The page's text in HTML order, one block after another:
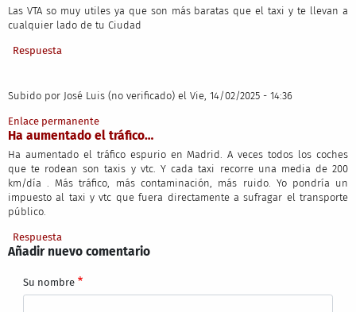
Las VTA so muy utiles ya que son más baratas que el taxi y te llevan a
cualquier lado de tu Ciudad
Respuesta
Subido por José Luis (no verificado) el Vie, 14/02/2025 - 14:36
Enlace permanente
Ha aumentado el tráfico…
Ha aumentado el tráfico espurio en Madrid. A veces todos los coches
que te rodean son taxis y vtc. Y cada taxi recorre una media de 200
km/día . Más tráfico, más contaminación, más ruido. Yo pondría un
impuesto al taxi y vtc que fuera directamente a sufragar el transporte
público.
Respuesta
Añadir nuevo comentario
Su nombre